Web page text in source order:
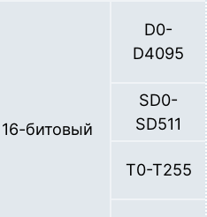
16-битовый
D0-
D4095
SD0-
SD511
T0-T255